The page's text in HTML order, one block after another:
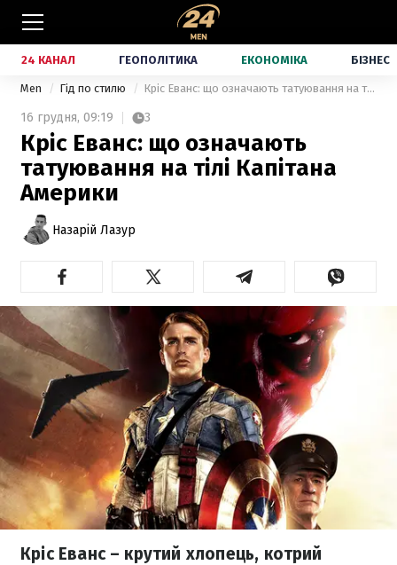
24 КАНАЛ ГЕОПОЛІТИКА ЕКОНОМІКА БІЗНЕС
Men Гід по стилю Кріс Еванс: що означають татуювання на тілі Капітана Америки
16 грудня, 09:19 3
Кріс Еванс: що означають
татуювання на тілі Капітана
Америки
Назарій Лазур
Кріс Еванс – крутий хлопець, котрий